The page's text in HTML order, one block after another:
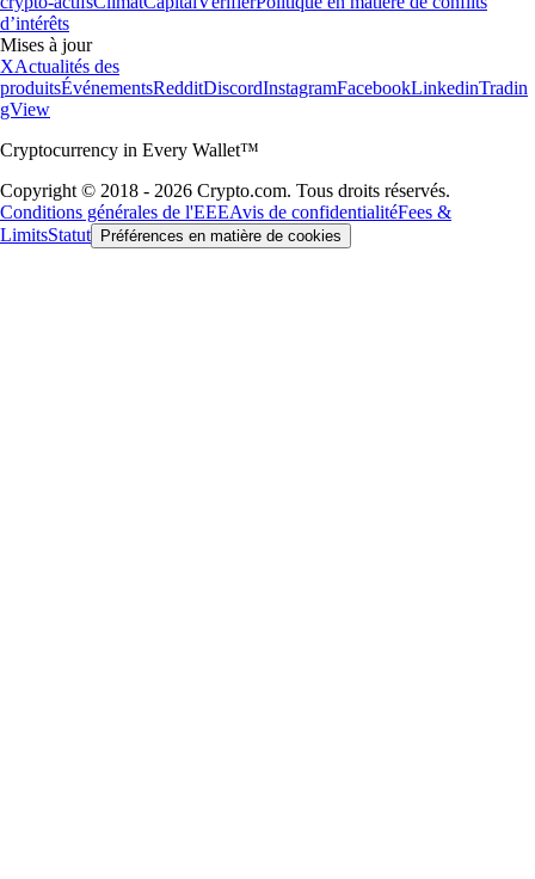
d’intérêts
Mises à jour
XActualités des
produitsÉvénementsRedditDiscordInstagramFacebookLinkedinTradin
gView
Cryptocurrency in Every Wallet™
Copyright © 2018 - 2026 Crypto.com. Tous droits réservés.
Conditions générales de l'EEEAvis de confidentialitéFees &
LimitsStatut Préférences en matière de cookies